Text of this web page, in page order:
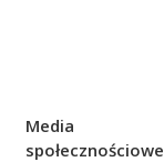
Media
społecznościowe